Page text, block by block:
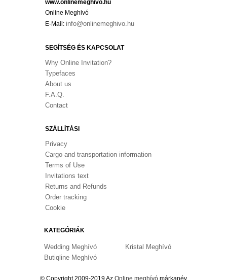
www.onlinemeghivo.hu
Online Meghivó
E-Mail: info@onlinemeghivo.hu
SEGÍTSÉG ÉS KAPCSOLAT
Why Online Invitation?
Typefaces
About us
F.A.Q.
Contact
SZÁLLÍTÁSI
Privacy
Cargo and transportation information
Terms of Use
Invitations text
Returns and Refunds
Order tracking
Cookie
KATEGÓRIÁK
Wedding Meghívó Kristal Meghívó
Butiqline Meghívó
© Copyright 2009-2019 Az Online meghívó márkanév